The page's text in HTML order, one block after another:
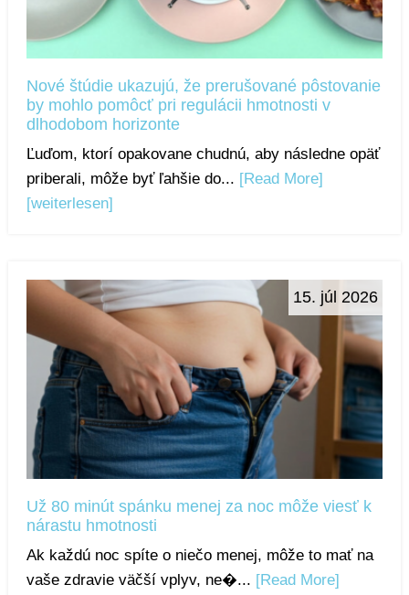
Nové štúdie ukazujú, že prerušované pôstovanie
by mohlo pomôcť pri regulácii hmotnosti v
dlhodobom horizonte
Ľuďom, ktorí opakovane chudnú, aby následne opäť
priberali, môže byť ľahšie do... [Read More]
[weiterlesen]
15. júl 2026
Už 80 minút spánku menej za noc môže viesť k
nárastu hmotnosti
Ak každú noc spíte o niečo menej, môže to mať na
vaše zdravie väčší vplyv, ne�... [Read More]